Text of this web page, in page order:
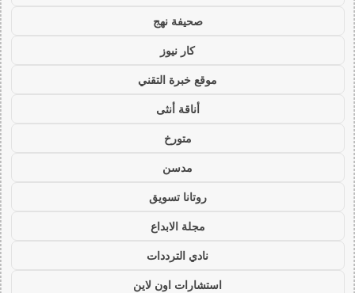
صحيفة نهج
كار نيوز
موقع خبرة التقني
أناقة أنثى
متورخ
مدسن
روتانا تسويق
مجلة الابداع
نادي الترددات
استشارات اون لاين